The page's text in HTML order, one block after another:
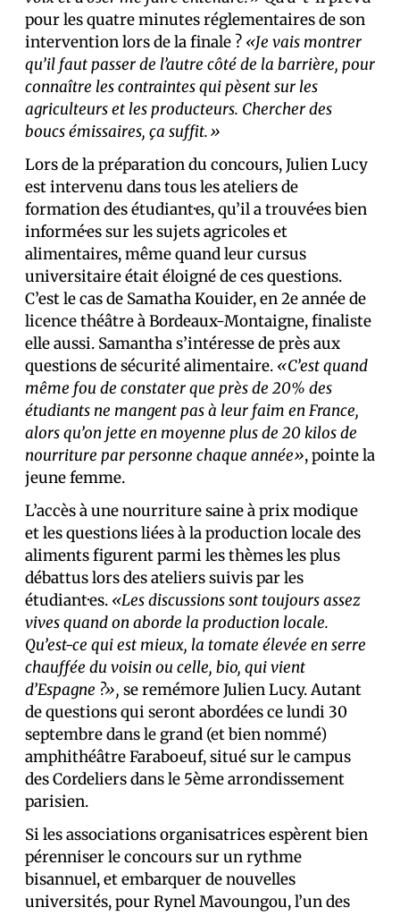
pour les quatre minutes réglementaires de son
intervention lors de la finale ? «Je vais montrer
qu’il faut passer de l’autre côté de la barrière, pour
connaître les contraintes qui pèsent sur les
agriculteurs et les producteurs. Chercher des
boucs émissaires, ça suffit.»
Lors de la préparation du concours, Julien Lucy
est intervenu dans tous les ateliers de
formation des étudiant·es, qu’il a trouvé·es bien
informé·es sur les sujets agricoles et
alimentaires, même quand leur cursus
universitaire était éloigné de ces questions.
C’est le cas de Samatha Kouider, en 2e année de
licence théâtre à Bordeaux-Montaigne, finaliste
elle aussi. Samantha s’intéresse de près aux
questions de sécurité alimentaire. «C’est quand
même fou de constater que près de 20% des
étudiants ne mangent pas à leur faim en France,
alors qu’on jette en moyenne plus de 20 kilos de
nourriture par personne chaque année», pointe la
jeune femme.
L’accès à une nourriture saine à prix modique
et les questions liées à la production locale des
aliments figurent parmi les thèmes les plus
débattus lors des ateliers suivis par les
étudiant·es. «Les discussions sont toujours assez
vives quand on aborde la production locale.
Qu’est-ce qui est mieux, la tomate élevée en serre
chauffée du voisin ou celle, bio, qui vient
d’Espagne ?», se remémore Julien Lucy. Autant
de questions qui seront abordées ce lundi 30
septembre dans le grand (et bien nommé)
amphithéâtre Faraboeuf, situé sur le campus
des Cordeliers dans le 5ème arrondissement
parisien.
Si les associations organisatrices espèrent bien
pérenniser le concours sur un rythme
bisannuel, et embarquer de nouvelles
universités, pour Rynel Mavoungou, l’un des